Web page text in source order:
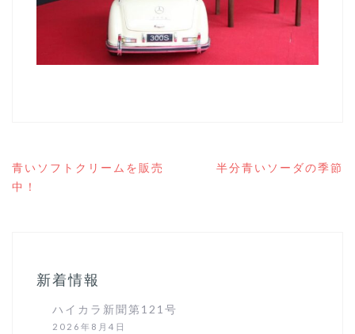
投
稿
ナ
青いソフトクリームを販売
中！
半分青いソーダの季節
新着情報
ハイカラ新聞第121号
2026年8月4日